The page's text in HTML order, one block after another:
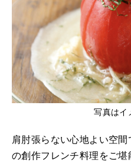
写真はイ
肩肘張らない心地よい空
の創作フレンチ料理をご堪